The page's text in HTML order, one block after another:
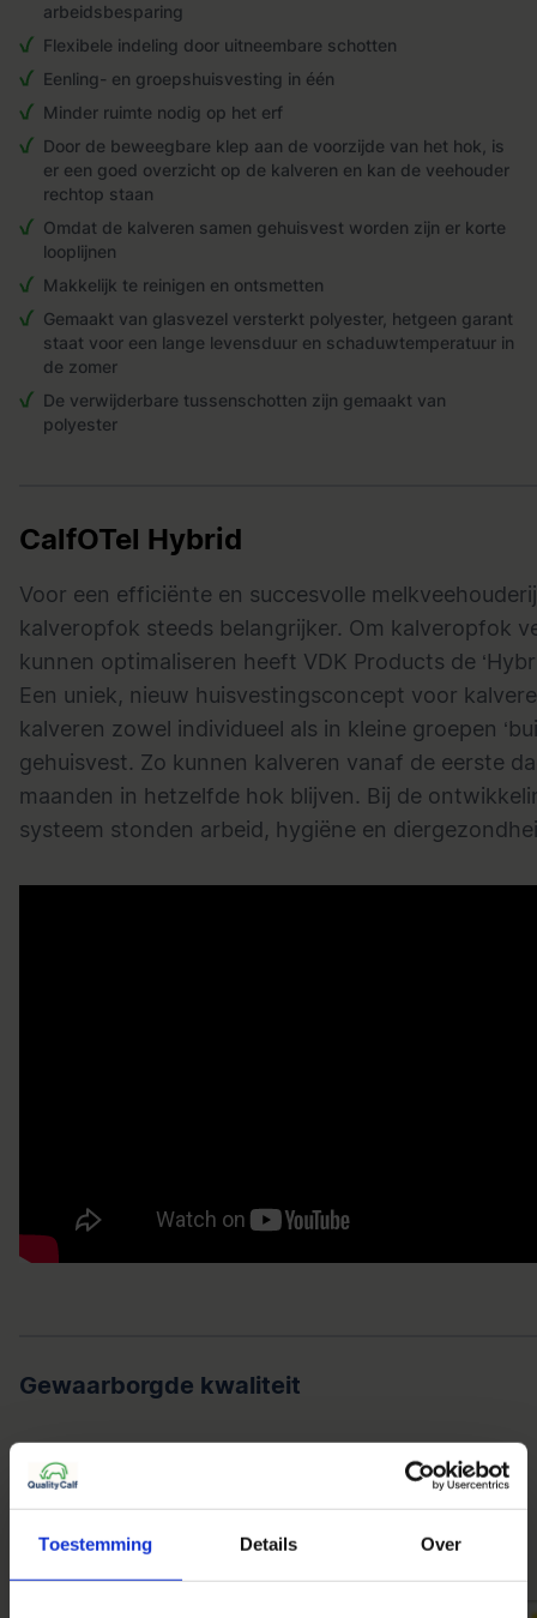
Toestemming Details Over
arbeidsbesparing
Flexibele indeling door uitneembare schotten
Eenling- en groepshuisvesting in één
Minder ruimte nodig op het erf
Door de beweegbare klep aan de voorzijde van het hok, is
er een goed overzicht op de kalveren en kan de veehouder
rechtop staan
Omdat de kalveren samen gehuisvest worden zijn er korte
looplijnen
Makkelijk te reinigen en ontsmetten
Gemaakt van glasvezel versterkt polyester, hetgeen garant
staat voor een lange levensduur en schaduwtemperatuur in
de zomer
De verwijderbare tussenschotten zijn gemaakt van
polyester
CalfOTel Hybrid
Voor een efficiënte en succesvolle
kalveropfok steeds belangrijker. Om kalveropfok
kunnen optimaliseren heeft VDK Products de
Een uniek, nieuw huisvestingsconcept voor
kalveren zowel individueel als in kleine groepen
gehuisvest. Zo kunnen kalveren vanaf de eerste
maanden in hetzelfde hok blijven. Bij de
systeem stonden arbeid, hygiëne en
Gewaarborgde kwaliteit